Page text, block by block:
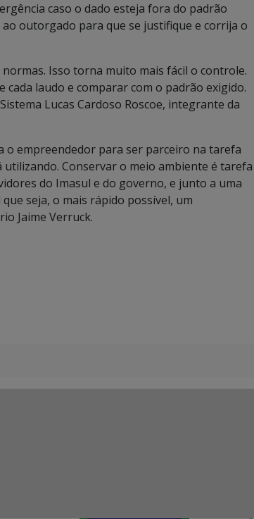
caso o dado esteja fora do padrão
outorgado para que se justifique e corrija o
Isso torna muito mais fácil o controle.
laudo e comparar com o padrão exigido.
Lucas Cardoso Roscoe, integrante da
o empreendedor para ser parceiro na tarefa
Conservar o meio ambiente é tarefa
do Imasul e do governo, e junto a uma
seja, o mais rápido possível, um
Jaime Verruck.